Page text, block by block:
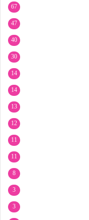
67
47
40
30
14
14
13
12
11
11
8
3
3